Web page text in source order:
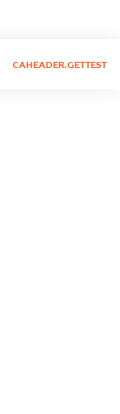
CAHEADER.GETTEST